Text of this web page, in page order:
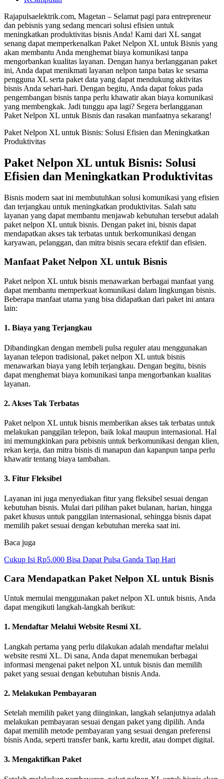
Rajapulsaelektrik.com, Magetan – Selamat pagi para entrepreneur
dan pebisnis yang sedang mencari solusi efisien untuk
meningkatkan produktivitas bisnis Anda! Kami dari XL sangat
senang dapat memperkenalkan Paket Nelpon XL untuk Bisnis yang
akan membantu Anda menghemat biaya komunikasi tanpa
mengorbankan kualitas layanan. Dengan hanya berlangganan paket
ini, Anda dapat menikmati layanan nelpon tanpa batas ke sesama
pengguna XL serta paket data yang dapat mendukung aktivitas
bisnis Anda sehari-hari. Dengan begitu, Anda dapat fokus pada
pengembangan bisnis tanpa perlu khawatir akan biaya komunikasi
yang membengkak. Jadi tunggu apa lagi? Segera berlangganan
Paket Nelpon XL untuk Bisnis dan rasakan manfaatnya sekarang!
Paket Nelpon XL untuk Bisnis: Solusi Efisien dan Meningkatkan
Produktivitas
Paket Nelpon XL untuk Bisnis: Solusi
Efisien dan Meningkatkan Produktivitas
Bisnis modern saat ini membutuhkan solusi komunikasi yang efisien
dan terjangkau untuk meningkatkan produktivitas. Salah satu
layanan yang dapat membantu menjawab kebutuhan tersebut adalah
paket nelpon XL untuk bisnis. Dengan paket ini, bisnis dapat
mendapatkan akses tak terbatas untuk berkomunikasi dengan
karyawan, pelanggan, dan mitra bisnis secara efektif dan efisien.
Manfaat Paket Nelpon XL untuk Bisnis
Paket nelpon XL untuk bisnis menawarkan berbagai manfaat yang
dapat membantu memperkuat komunikasi dalam lingkungan bisnis.
Beberapa manfaat utama yang bisa didapatkan dari paket ini antara
lain:
1. Biaya yang Terjangkau
Dibandingkan dengan membeli pulsa reguler atau menggunakan
layanan telepon tradisional, paket nelpon XL untuk bisnis
menawarkan biaya yang lebih terjangkau. Dengan begitu, bisnis
dapat menghemat biaya komunikasi tanpa mengorbankan kualitas
layanan.
2. Akses Tak Terbatas
Paket nelpon XL untuk bisnis memberikan akses tak terbatas untuk
melakukan panggilan telepon, baik lokal maupun internasional. Hal
ini memungkinkan para pebisnis untuk berkomunikasi dengan klien,
rekan kerja, dan mitra bisnis di manapun dan kapanpun tanpa perlu
khawatir tentang biaya tambahan.
3. Fitur Fleksibel
Layanan ini juga menyediakan fitur yang fleksibel sesuai dengan
kebutuhan bisnis. Mulai dari pilihan paket bulanan, harian, hingga
paket khusus untuk panggilan internasional, sehingga bisnis dapat
memilih paket sesuai dengan kebutuhan mereka saat ini.
Baca juga
Cukup Isi Rp5.000 Bisa Dapat Pulsa Ganda Tiap Hari
Cara Mendapatkan Paket Nelpon XL untuk Bisnis
Untuk memulai menggunakan paket nelpon XL untuk bisnis, Anda
dapat mengikuti langkah-langkah berikut:
1. Mendaftar Melalui Website Resmi XL
Langkah pertama yang perlu dilakukan adalah mendaftar melalui
website resmi XL. Di sana, Anda dapat menemukan berbagai
informasi mengenai paket nelpon XL untuk bisnis dan memilih
paket yang sesuai dengan kebutuhan bisnis Anda.
2. Melakukan Pembayaran
Setelah memilih paket yang diinginkan, langkah selanjutnya adalah
melakukan pembayaran sesuai dengan paket yang dipilih. Anda
dapat memilih metode pembayaran yang sesuai dengan preferensi
bisnis Anda, seperti transfer bank, kartu kredit, atau dompet digital.
3. Mengaktifkan Paket